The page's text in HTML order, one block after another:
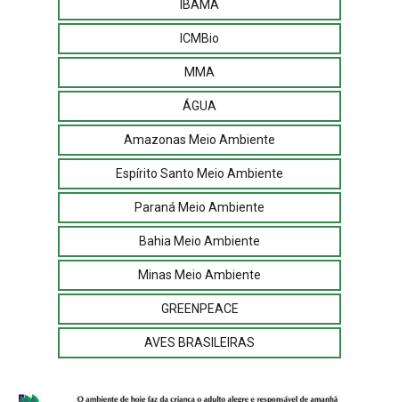
IBAMA
ICMBio
MMA
ÁGUA
Amazonas Meio Ambiente
Espírito Santo Meio Ambiente
Paraná Meio Ambiente
Bahia Meio Ambiente
Minas Meio Ambiente
GREENPEACE
AVES BRASILEIRAS